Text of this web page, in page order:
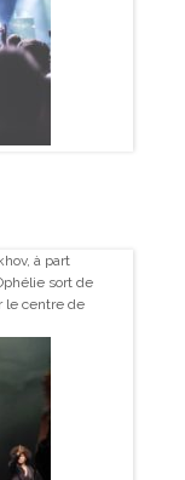
à part
sort de
le centre de